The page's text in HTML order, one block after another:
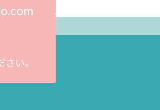
い。